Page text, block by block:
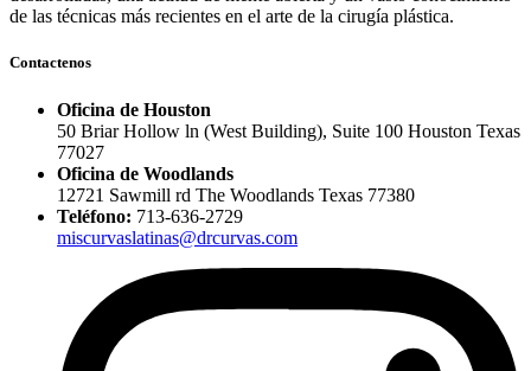
de las técnicas más recientes en el arte de la cirugía plástica.
Contactenos
Oficina de Houston
50 Briar Hollow ln (West Building), Suite 100 Houston Texas
77027
Oficina de Woodlands
12721 Sawmill rd The Woodlands Texas 77380
Teléfono: 713-636-2729
miscurvaslatinas@drcurvas.com